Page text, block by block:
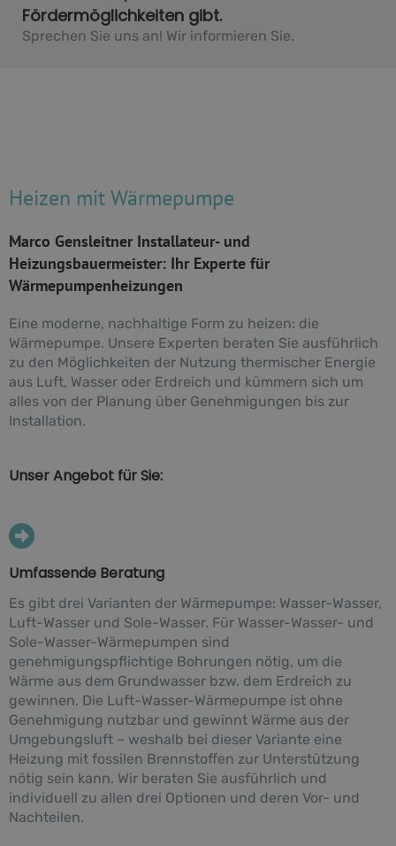
Fördermöglichkeiten gibt.
Sprechen Sie uns an! Wir informieren Sie.
Heizen mit Wärmepumpe
Marco Gensleitner Installateur- und
Heizungsbauermeister: Ihr Experte für
Wärmepumpenheizungen
Eine moderne, nachhaltige Form zu heizen: die
Wärmepumpe. Unsere Experten beraten Sie ausführlich
zu den Möglichkeiten der Nutzung thermischer Energie
aus Luft, Wasser oder Erdreich und kümmern sich um
alles von der Planung über Genehmigungen bis zur
Installation.
Unser Angebot für Sie:
Umfassende Beratung
Es gibt drei Varianten der Wärmepumpe: Wasser-Wasser,
Luft-Wasser und Sole-Wasser. Für Wasser-Wasser- und
Sole-Wasser-Wärmepumpen sind
genehmigungspflichtige Bohrungen nötig, um die
Wärme aus dem Grundwasser bzw. dem Erdreich zu
gewinnen. Die Luft-Wasser-Wärmepumpe ist ohne
Genehmigung nutzbar und gewinnt Wärme aus der
Umgebungsluft – weshalb bei dieser Variante eine
Heizung mit fossilen Brennstoffen zur Unterstützung
nötig sein kann. Wir beraten Sie ausführlich und
individuell zu allen drei Optionen und deren Vor- und
Nachteilen.